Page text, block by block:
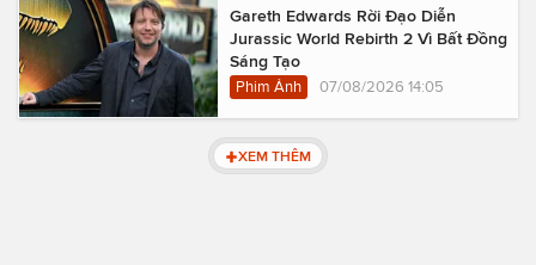
Gareth Edwards Rời Đạo Diễn
Jurassic World Rebirth 2 Vì Bất Đồng
Sáng Tạo
Phim Ảnh 07/08/2026 14:05
XEM THÊM